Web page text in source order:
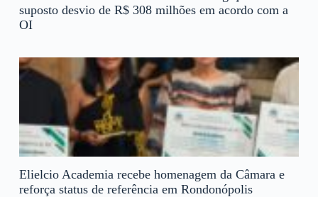
suposto desvio de R$ 308 milhões em acordo com a
OI
Elielcio Academia recebe homenagem da Câmara e
reforça status de referência em Rondonópolis